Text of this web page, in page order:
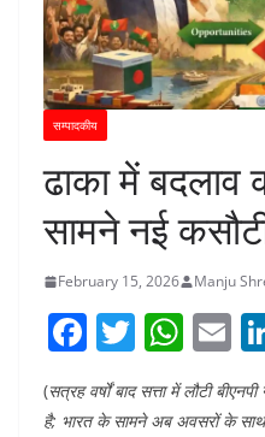
सम्पादकीय
ढाका में बदलाव
सामने नई
February 15, 2026 Manju
F
a
c
T
itt
W
h
at
E
m
ai
(सत्रह वर्षों बाद सत्ता में लौटी
है; भारत के सामने अब अवसरों के